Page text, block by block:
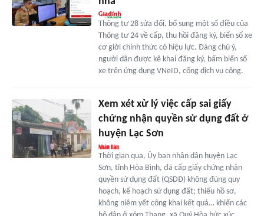
Thông tư 28 sửa đổi, bổ sung một số điều của
Thông tư 24 về cấp, thu hồi đăng ký, biển số xe
cơ giới chính thức có hiệu lực. Đáng chú ý,
người dân được kê khai đăng ký, bấm biển số
xe trên ứng dụng VNeID, cổng dịch vụ công.
Xem xét xử lý việc cấp sai giấy
chứng nhận quyền sử dụng đất ở
huyện Lạc Sơn
Thời gian qua, Ủy ban nhân dân huyện Lạc
Sơn, tỉnh Hòa Bình, đã cấp giấy chứng nhận
quyền sử dụng đất (QSDĐ) không đúng quy
hoạch, kế hoạch sử dụng đất; thiếu hồ sơ,
không niêm yết công khai kết quả… khiến các